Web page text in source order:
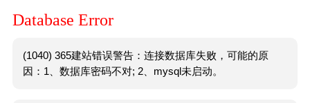
Database Error
(1040) 365建站错误警告：连接数据库失败，可能的原
因：1、数据库密码不对; 2、mysql未启动。